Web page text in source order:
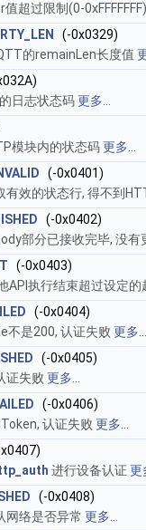
超过限制(0-
(-0x0329)
的remainLen长度值
日志状态码更多...
模块内的状态码更多...
(-0x0401)
有效的状态行, 得不到
(-0x0402)
部分已接收完毕, 没
(-0x0403)
API执行结束超过设定
(-0x0404)
不是200, 认证失败 更多...
(-0x0405)
证失败 更多...
(-0x0406)
认证失败 更多...
进行设备认证 更
(-0x0408)
网络是否异常 更多...